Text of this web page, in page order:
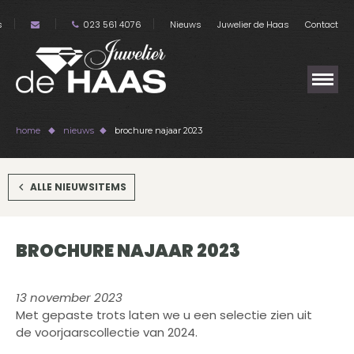
023 561 4076 Nieuws Juwelier de Haas Contact
home nieuws brochure najaar 2023
ALLE NIEUWSITEMS
BROCHURE NAJAAR 2023
13 november 2023
Met gepaste trots laten we u een selectie zien uit
de voorjaarscollectie van 2024.